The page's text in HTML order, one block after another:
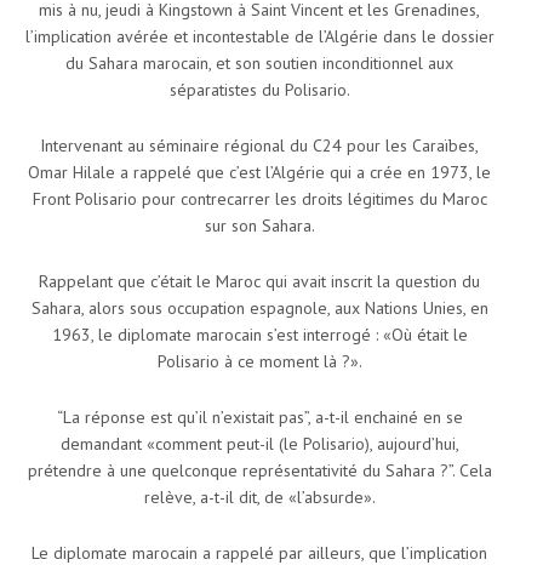
mis à nu, jeudi à Kingstown à Saint Vincent et les Grenadines,
l’implication avérée et incontestable de l’Algérie dans le dossier
du Sahara marocain, et son soutien inconditionnel aux
séparatistes du Polisario.
Intervenant au séminaire régional du C24 pour les Caraïbes,
Omar Hilale a rappelé que c’est l’Algérie qui a crée en 1973, le
Front Polisario pour contrecarrer les droits légitimes du Maroc
sur son Sahara.
Rappelant que c’était le Maroc qui avait inscrit la question du
Sahara, alors sous occupation espagnole, aux Nations Unies, en
1963, le diplomate marocain s’est interrogé : «Où était le
Polisario à ce moment là ?».
“La réponse est qu’il n’existait pas”, a-t-il enchainé en se
demandant «comment peut-il (le Polisario), aujourd’hui,
prétendre à une quelconque représentativité du Sahara ?”. Cela
relève, a-t-il dit, de «l’absurde».
Le diplomate marocain a rappelé par ailleurs, que l’implication